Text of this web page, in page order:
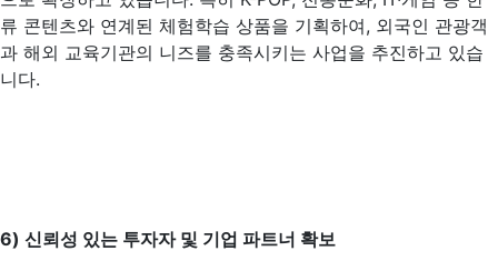
류 콘텐츠와 연계된 체험학습 상품을 기획하여, 외국인 관광객
과 해외 교육기관의 니즈를 충족시키는 사업을 추진하고 있습
니다.
6) 신뢰성 있는 투자자 및 기업 파트너 확보